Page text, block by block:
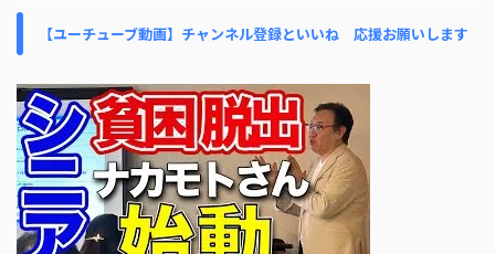
【ユーチューブ動画】チャンネル登録といいね 応援お願いします